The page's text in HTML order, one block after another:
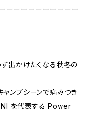
ーーーーーーーーーー
ず出かけたくなる秋冬の
ャンプシーンで病みつき
を代表する Power